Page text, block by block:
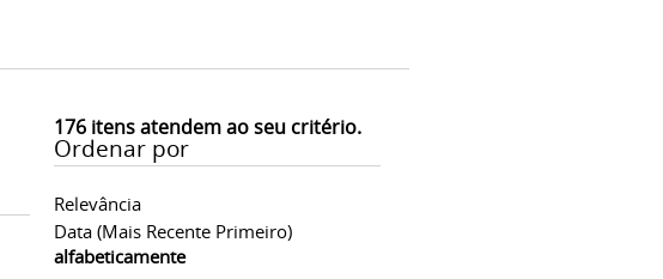
176itens atendem ao seu critério.
Ordenar por
Relevância
Data (mais Recente Primeiro)
alfabeticamente